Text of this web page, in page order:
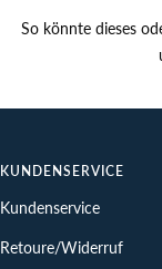
So könnte dieses
KUNDENSERVICE
Kundenservice
Retoure/Widerruf